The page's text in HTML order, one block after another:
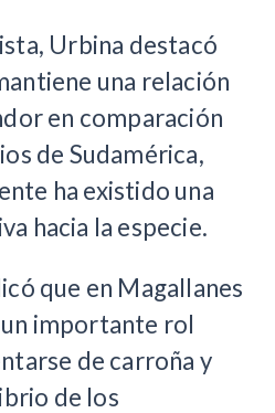
Urbina destacó
una relación
en comparación
de Sudamérica,
ha existido una
hacia la especie.
que en Magallanes
importante rol
de carroña y
de los